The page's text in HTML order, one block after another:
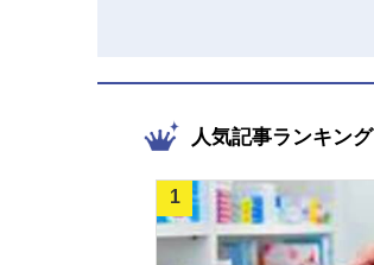
人気記事ランキング
1